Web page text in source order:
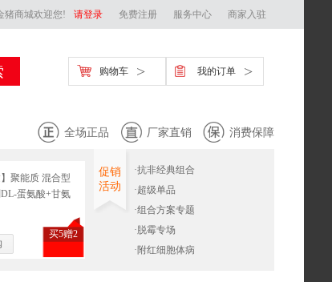
猪商城欢迎您! 请登录 免费注册 服务中心 商家入驻
购物车 > 我的订单 >
全场正品 厂家直销 消费保障
】聚能质 混合型
蛋氨酸+甘氨
袋
买5赠2
促销
活动
·抗非经典组合
·超级单品
·组合方案专题
· 脱霉专场
· 附红细胞体病